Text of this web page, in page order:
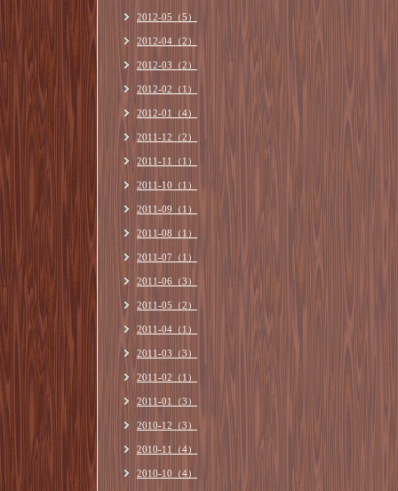
2012-05（5）
2012-04（2）
2012-03（2）
2012-02（1）
2012-01（4）
2011-12（2）
2011-11（1）
2011-10（1）
2011-09（1）
2011-08（1）
2011-07（1）
2011-06（3）
2011-05（2）
2011-04（1）
2011-03（3）
2011-02（1）
2011-01（3）
2010-12（3）
2010-11（4）
2010-10（4）